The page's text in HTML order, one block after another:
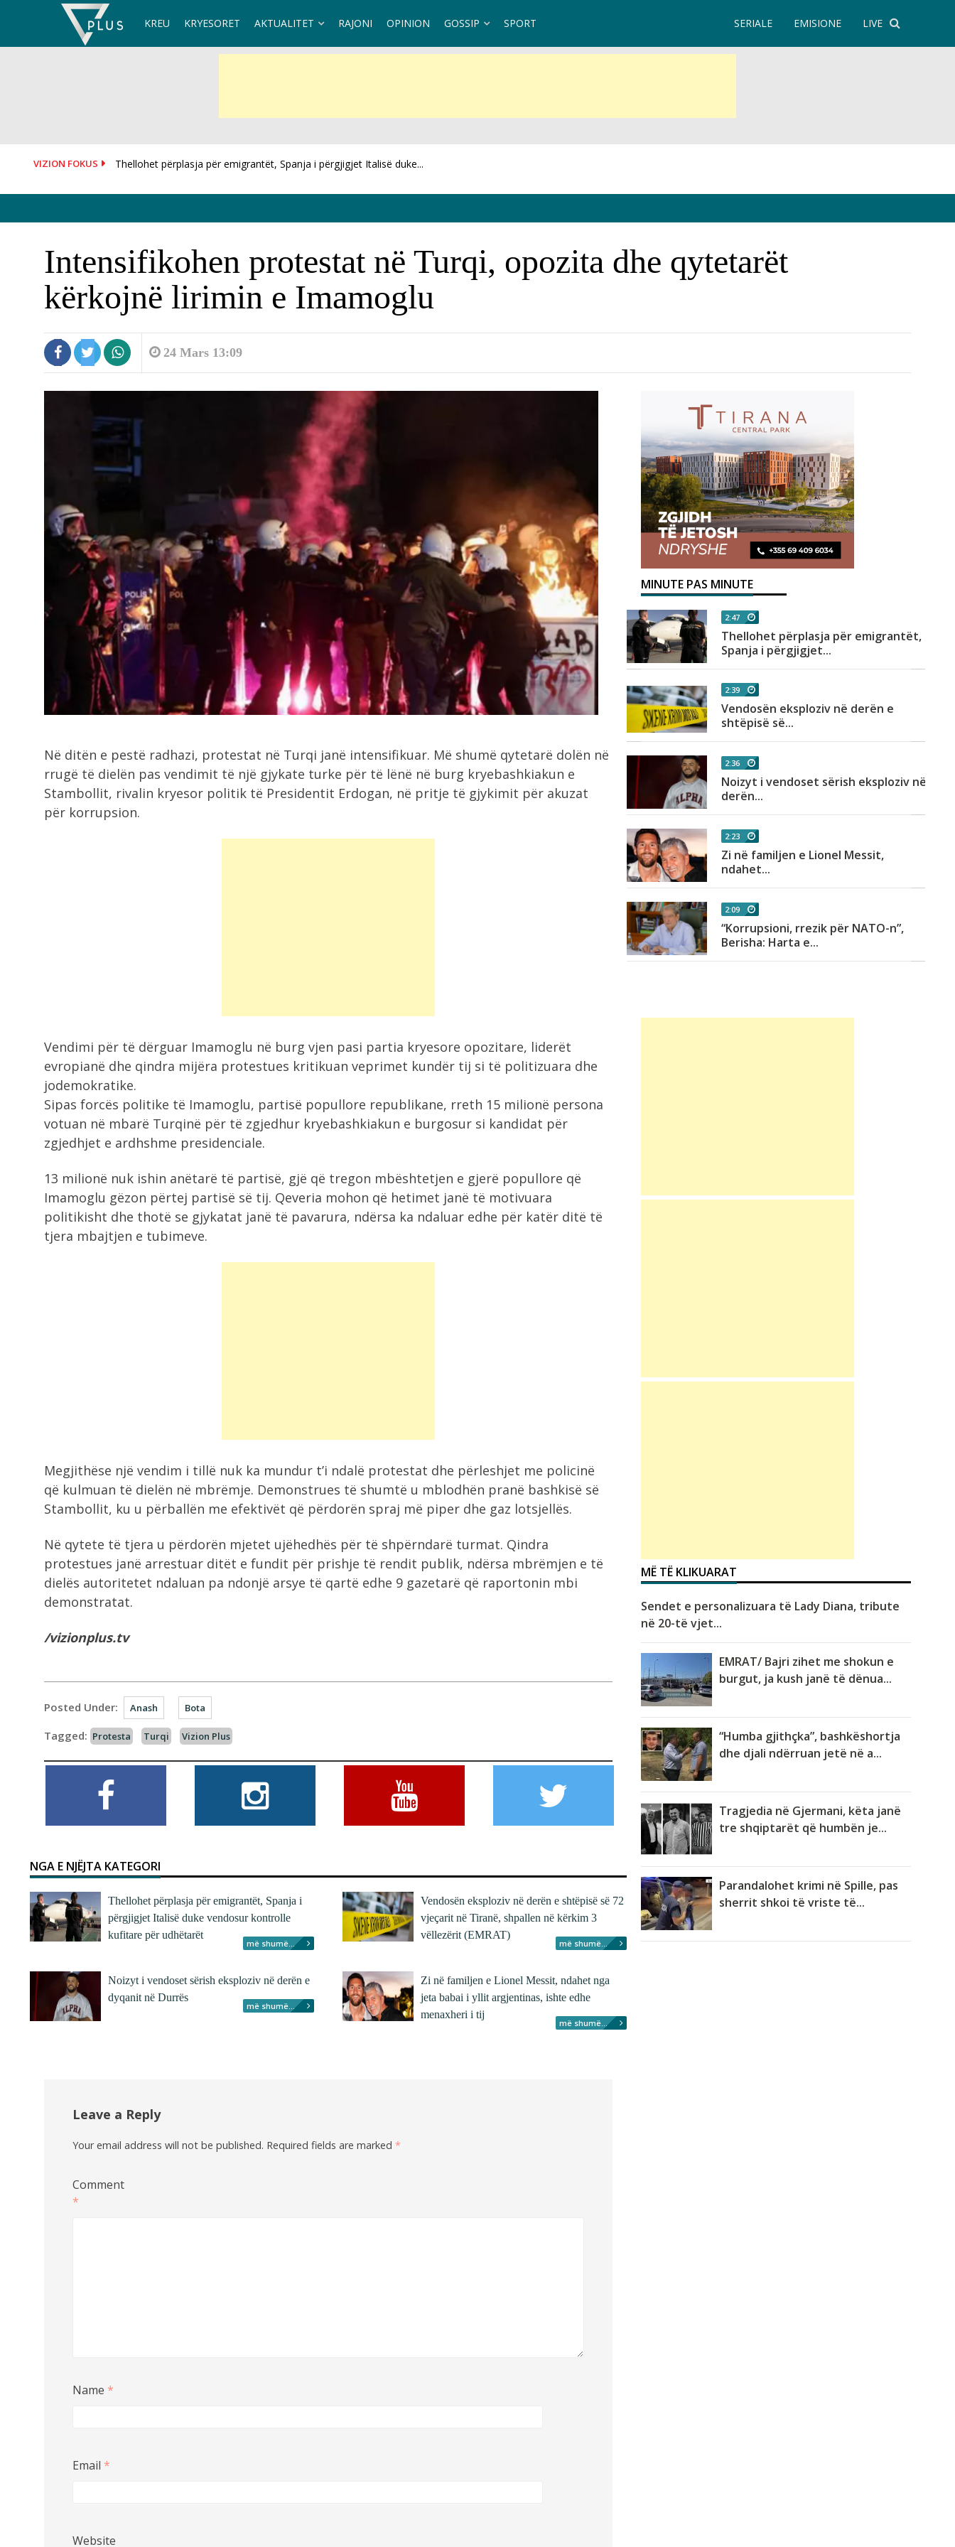
KREU KRYESORET AKTUALITET RAJONI OPINION GOSSIP SPORT LIVE
EMISIONE
SERIALE
VIZION FOKUS Vendosën eksploziv në derën e shtëpisë së 72 vjeçarit...
Intensifikohen protestat në Turqi, opozita dhe qytetarët
kërkojnë lirimin e Imamoglu
24 Mars 13:09
Në ditën e pestë radhazi, protestat në Turqi janë intensifikuar. Më shumë qytetarë dolën në
rrugë të dielën pas vendimit të një gjykate turke për të lënë në burg kryebashkiakun e
Stambollit, rivalin kryesor politik të Presidentit Erdogan, në pritje të gjykimit për akuzat
për korrupsion.
Vendimi për të dërguar Imamoglu në burg vjen pasi partia kryesore opozitare, liderët
evropianë dhe qindra mijëra protestues kritikuan veprimet kundër tij si të politizuara dhe
jodemokratike.
Sipas forcës politike të Imamoglu, partisë popullore republikane, rreth 15 milionë persona
votuan në mbarë Turqinë për të zgjedhur kryebashkiakun e burgosur si kandidat për
zgjedhjet e ardhshme presidenciale.
13 milionë nuk ishin anëtarë të partisë, gjë që tregon mbështetjen e gjerë popullore që
Imamoglu gëzon përtej partisë së tij. Qeveria mohon që hetimet janë të motivuara
politikisht dhe thotë se gjykatat janë të pavarura, ndërsa ka ndaluar edhe për katër ditë të
tjera mbajtjen e tubimeve.
Megjithëse një vendim i tillë nuk ka mundur t’i ndalë protestat dhe përleshjet me policinë
që kulmuan të dielën në mbrëmje. Demonstrues të shumtë u mblodhën pranë bashkisë së
Stambollit, ku u përballën me efektivët që përdorën spraj më piper dhe gaz lotsjellës.
Në qytete të tjera u përdorën mjetet ujëhedhës për të shpërndarë turmat. Qindra
protestues janë arrestuar ditët e fundit për prishje të rendit publik, ndërsa mbrëmjen e të
dielës autoritetet ndaluan pa ndonjë arsye të qartë edhe 9 gazetarë që raportonin mbi
demonstratat.
/vizionplus.tv
Posted Under: Anash Bota
Tagged: Protesta Turqi Vizion Plus
NGA E NJËJTA KATEGORI
Thellohet përplasja për emigrantët, Spanja i
përgjigjet Italisë duke vendosur kontrolle
kufitare për udhëtarët
më shumë...
Vendosën eksploziv në derën e shtëpisë së 72
vjeçarit në Tiranë, shpallen në kërkim 3
vëllezërit (EMRAT)
më shumë...
Noizyt i vendoset sërish eksploziv në derën e
dyqanit në Durrës
më shumë...
Zi në familjen e Lionel Messit, ndahet nga
jeta babai i yllit argjentinas, ishte edhe
menaxheri i tij
më shumë...
Leave a Reply
Your email address will not be published. Required fields are marked *
Comment
*
Name *
Email *
Website
MINUTE PAS MINUTE
12:12
Kosova në “provën e zjarrit”, nëse
dështon...
Ankand për topin e “Dorës së Zotit”,...
11:56
Festivali i folklorit në Kotë, 25 grupe...
Siguria rrugore, Hita në terren: Një
11:33
Njëri u vendosi zjarrin dy makinave,
tjetri...
Zelensky mbërrin në Beograd,
11:16
Ministria e Mbrojtjes: Në 24 orët e...
2:47
Thellohet përplasja për emigrantët,
Spanja i përgjigjet...
2:39
Vendosën eksploziv në derën e
shtëpisë së...
2:36
Noizyt i vendoset sërish eksploziv në
derën...
2:23
Zi në familjen e Lionel Messit,
ndahet...
2:09
“Korrupsioni, rrezik për NATO-n”,
Berisha: Harta e...
MË TË KLIKUARAT
Sendet e personalizuara të Lady Diana, tribute
në 20-të vjet...
EMRAT/ Bajri zihet me shokun e
burgut, ja kush janë të dënua...
“Humba gjithçka”, bashkëshortja
dhe djali ndërruan jetë në a...
Tragjedia në Gjermani, këta janë
tre shqiptarët që humbën je...
Parandalohet krimi në Spille, pas
sherrit shkoi të vriste të...